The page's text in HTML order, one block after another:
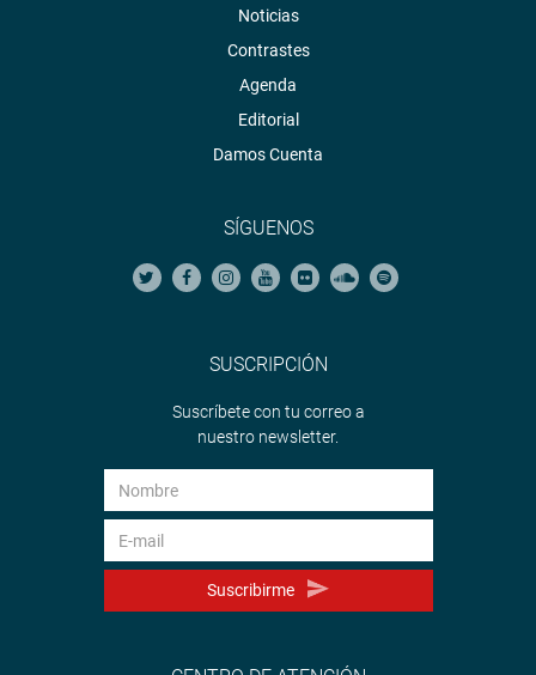
Noticias
Contrastes
Agenda
Editorial
Damos Cuenta
SÍGUENOS
SUSCRIPCIÓN
Suscríbete con tu correo a
nuestro newsletter.
Suscribirme